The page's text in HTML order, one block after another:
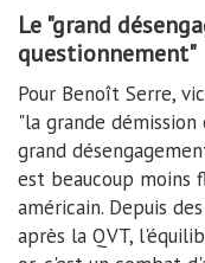
Le "grand
questionnement"
Pour Benoît Serre,
"la grande
grand
est beaucoup moins
américain. Depuis
après la QVT,